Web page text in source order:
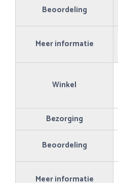
Beoordeling
Meer informatie
Winkel
Bezorging
Beoordeling
Meer informatie